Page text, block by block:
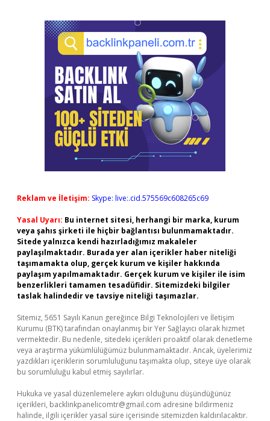
Reklam ve İletişim: Skype: live:.cid.575569c608265c69
Yasal Uyarı: Bu internet sitesi, herhangi bir marka, kurum
veya şahıs şirketi ile hiçbir bağlantısı bulunmamaktadır.
Sitede yalnızca kendi hazırladığımız makaleler
paylaşılmaktadır. Burada yer alan içerikler haber niteliği
taşımamakta olup, gerçek kurum ve kişiler hakkında
paylaşım yapılmamaktadır. Gerçek kurum ve kişiler ile isim
benzerlikleri tamamen tesadüfidir. Sitemizdeki bilgiler
taslak halindedir ve tavsiye niteliği taşımazlar.
Sitemiz, 5651 Sayılı Kanun gereğince Bilgi Teknolojileri ve İletişim
Kurumu (BTK) tarafından onaylanmış bir Yer Sağlayıcı olarak hizmet
vermektedir. Bu nedenle, sitedeki içerikleri proaktif olarak denetleme
veya araştırma yükümlülüğümüz bulunmamaktadır. Ancak, üyelerimiz
yazdıkları içeriklerin sorumluluğunu taşımakta olup, siteye üye olarak
bu sorumluluğu kabul etmiş sayılırlar.
Hukuka ve yasal düzenlemelere aykırı olduğunu düşündüğünüz
içerikleri, backlinkpanelicomtr@gmail.com adresine bildirmeniz
halinde, ilgili içerikler yasal süre içerisinde sitemizden kaldırılacaktır.